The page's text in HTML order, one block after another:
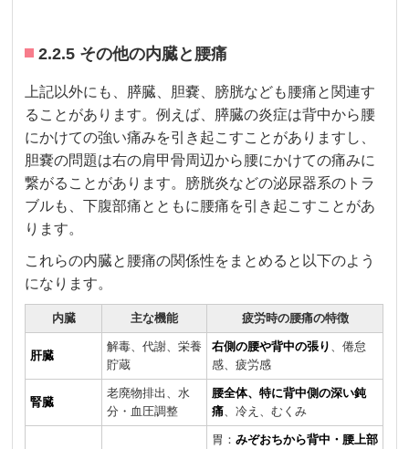
2.2.5 その他の内臓と腰痛
上記以外にも、膵臓、胆嚢、膀胱なども腰痛と関連す
ることがあります。例えば、膵臓の炎症は背中から腰
にかけての強い痛みを引き起こすことがありますし、
胆嚢の問題は右の肩甲骨周辺から腰にかけての痛みに
繋がることがあります。膀胱炎などの泌尿器系のトラ
ブルも、下腹部痛とともに腰痛を引き起こすことがあ
ります。
これらの内臓と腰痛の関係性をまとめると以下のよう
になります。
内臓 主な機能 疲労時の腰痛の特徴
肝臓
解毒、代謝、栄養
貯蔵
右側の腰や背中の張り
、倦怠
感、疲労感
腎臓
老廃物排出、水
分・血圧調整
腰全体、特に背中側の深い鈍
痛 、冷え、むくみ
胃：みぞおちから背中・腰上部